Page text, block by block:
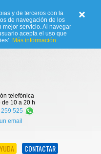
y de terceros con la
de navegación de los
servicio. Al navegar
acepta el uso que
Más información
telefónica
10 a 20 h
525
email
CONTACTAR